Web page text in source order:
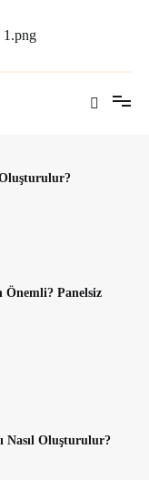
Oluşturulur?
Panelsiz
Nasıl Oluşturulur?